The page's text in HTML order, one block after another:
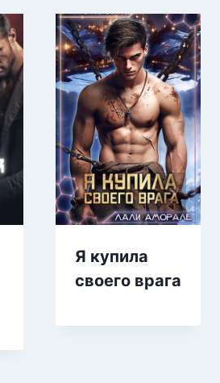
Я купила
своего врага